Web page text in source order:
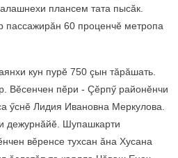
плансем тата пысăк.
пассажирăн 60 проценчӗ метропа
кун пурӗ 750 çын тăрăшать.
Вӗсенчен пӗри - Çӗрпӳ районӗнчи
ӳснӗ Лидия Ивановна Меркулова.
дежурнăйӗ. Шупашкарти
вӗренсе тухсан ăна Хусана